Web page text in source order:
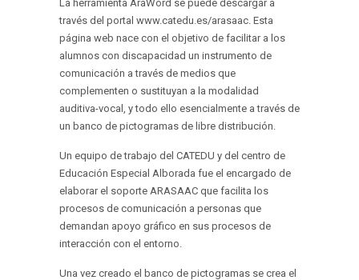
La herramienta AraWord se puede descargar a
través del portal www.catedu.es/arasaac. Esta
página web nace con el objetivo de facilitar a los
alumnos con discapacidad un instrumento de
comunicación a través de medios que
complementen o sustituyan a la modalidad
auditiva-vocal, y todo ello esencialmente a través de
un banco de pictogramas de libre distribución.
Un equipo de trabajo del CATEDU y del centro de
Educación Especial Alborada fue el encargado de
elaborar el soporte ARASAAC que facilita los
procesos de comunicación a personas que
demandan apoyo gráfico en sus procesos de
interacción con el entorno.
Una vez creado el banco de pictogramas se crea el